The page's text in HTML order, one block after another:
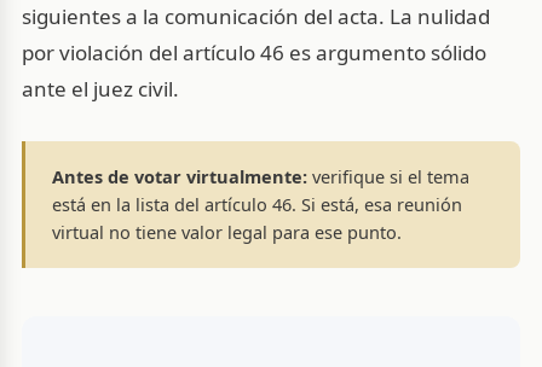
siguientes a la comunicación del acta. La nulidad
por violación del artículo 46 es argumento sólido
ante el juez civil.
Antes de votar virtualmente: verifique si el tema
está en la lista del artículo 46. Si está, esa reunión
virtual no tiene valor legal para ese punto.